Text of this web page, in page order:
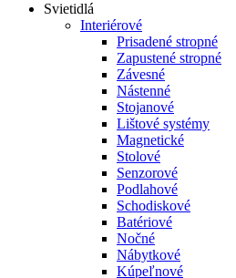
Svietidlá
Interiérové
Prisadené stropné
Zapustené stropné
Závesné
Nástenné
Stojanové
Lištové systémy
Magnetické
Stolové
Senzorové
Podlahové
Schodiskové
Batériové
Nočné
Nábytkové
Kúpeľnové